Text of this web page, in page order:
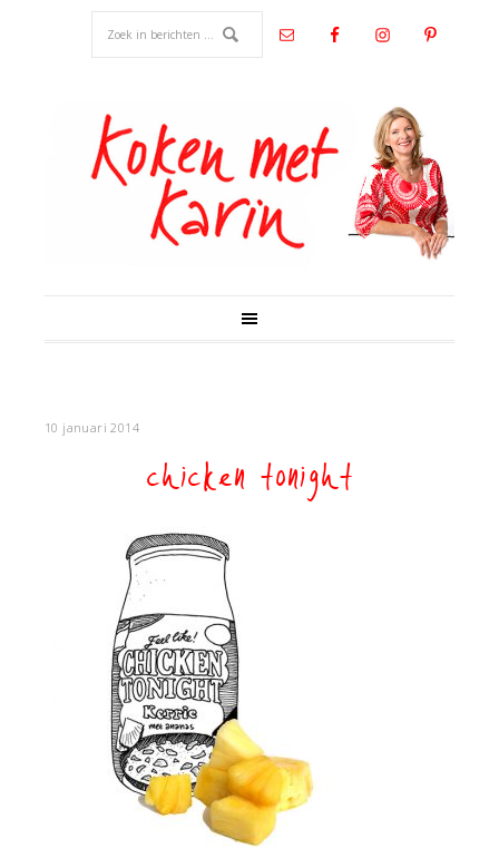
10 januari 2014
chicken tonight